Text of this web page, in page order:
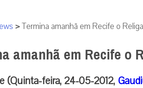
>Termina amanhã em Recife o
amanhã em Recife o
(Quinta-feira, 24-05-2012,